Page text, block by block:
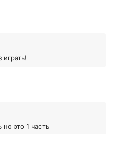
Strict Order
это 1 часть